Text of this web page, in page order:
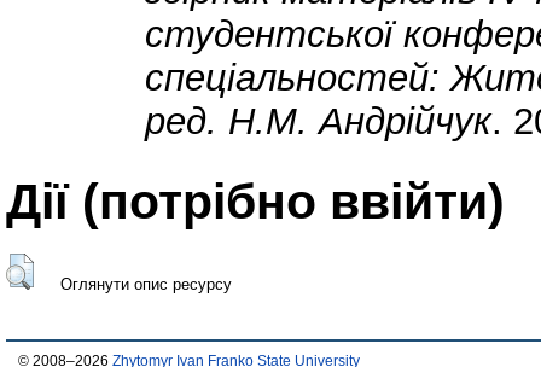
студентської
спеціальностей:
ред. Н.М. Андрійчук.
Дії ​​(потрібно ввійти)
Оглянути опис ресурсу
© 2008–2026 Zhytomyr Ivan Franko State University